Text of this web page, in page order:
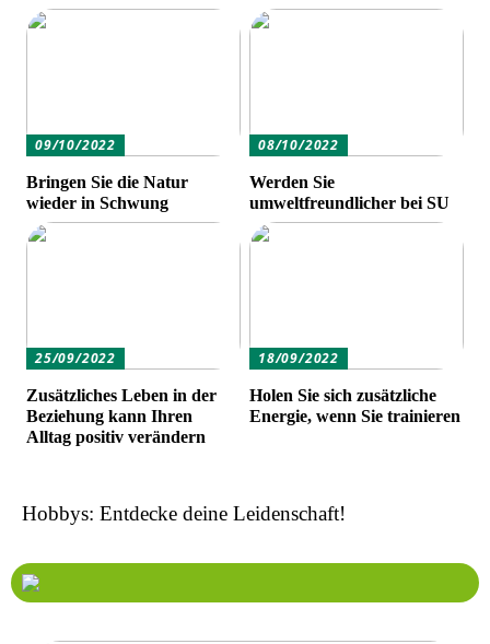
09/10/2022
Bringen Sie die Natur
wieder in Schwung
08/10/2022
Werden Sie
umweltfreundlicher bei SU
25/09/2022
Zusätzliches Leben in der
Beziehung kann Ihren
Alltag positiv verändern
18/09/2022
Holen Sie sich zusätzliche
Energie, wenn Sie trainieren
Hobbys: Entdecke deine Leidenschaft!